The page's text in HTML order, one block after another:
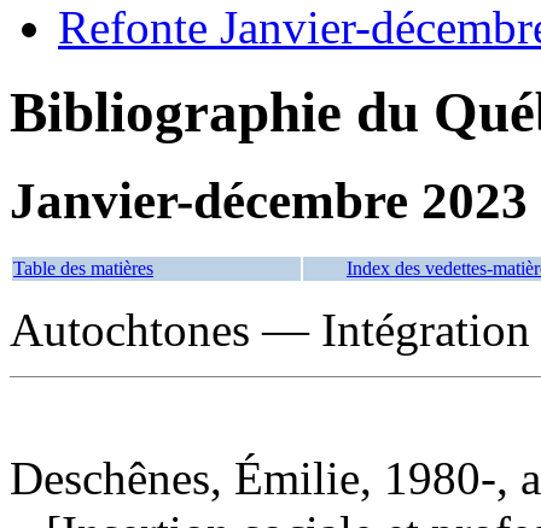
Refonte Janvier-
Bibliographie du
Janvier-décembre 2023
Table des matières Index des vedettes-
Autochtones —
Deschênes, Émilie, 1980-,